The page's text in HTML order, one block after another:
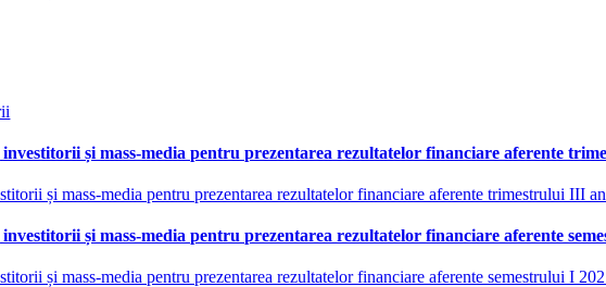
și mass-media pentru prezentarea rezultatelor financiare aferente
și mass-media pentru prezentarea rezultatelor financiare aferente trimestrului III
și mass-media pentru prezentarea rezultatelor financiare aferente
și mass-media pentru prezentarea rezultatelor financiare aferente semestrului I